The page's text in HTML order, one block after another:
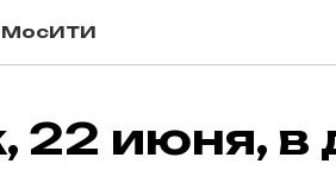
МосИТИ
22 июня, в